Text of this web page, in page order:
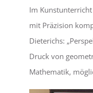
Im
mit Präzision
Dieterichs:
Druck von
Mathematik,